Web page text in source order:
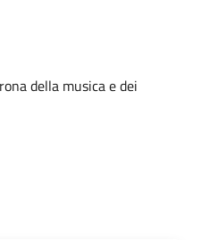
della musica e dei